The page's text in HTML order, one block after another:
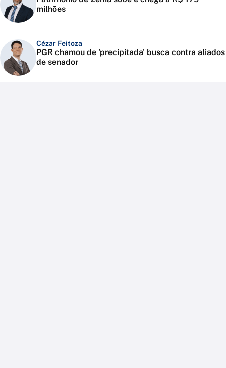
milhões
Cézar Feitoza
PGR chamou de 'precipitada' busca contra aliados
de senador